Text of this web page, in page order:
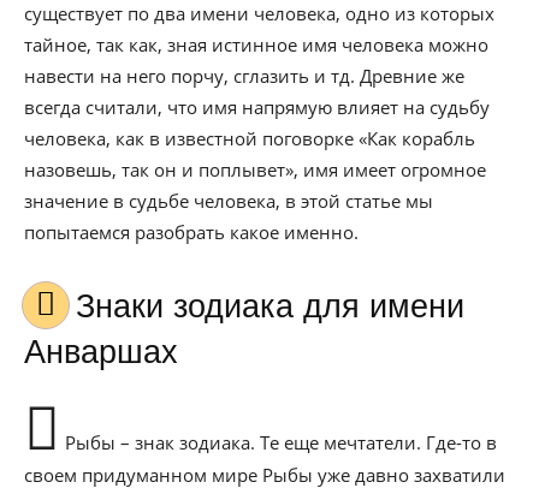
существует по два имени человека, одно из которых
тайное, так как, зная истинное имя человека можно
навести на него порчу, сглазить и тд. Древние же
всегда считали, что имя напрямую влияет на судьбу
человека, как в известной поговорке «Как корабль
назовешь, так он и поплывет», имя имеет огромное
значение в судьбе человека, в этой статье мы
попытаемся разобрать какое именно.
Знаки зодиака для имени
Анваршах
Рыбы – знак зодиака. Те еще мечтатели. Где-то в
своем придуманном мире Рыбы уже давно захватили